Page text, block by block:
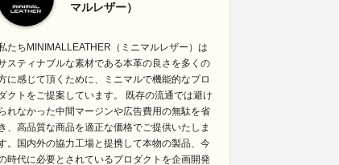
マルレザー）
たちMINIMALLEATHER（ミニマルレザー）は
スティナブルな素材である本革の良さを多くの
に感じて頂くために、ミニマルで機能的なプロ
クトをご提案しています。 既存の流通では避け
られなかった中間マージンや広告費用の無駄を省
き、高品質な商品を適正な価格でご提供いたしま
。国内外の協力工場と提携して本物の製品、今
時代に必要とされているプロダクトを企画開発